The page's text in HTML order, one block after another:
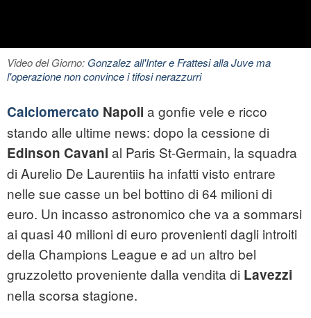
Video del Giorno: Gonzalez all'Inter e Frattesi alla Juve ma
l'operazione non convince i tifosi nerazzurri
Calciomercato Napoli a gonfie vele e ricco
stando alle ultime news: dopo la cessione di
Edinson Cavani al Paris St-Germain, la squadra
di Aurelio De Laurentiis ha infatti visto entrare
nelle sue casse un bel bottino di 64 milioni di
euro. Un incasso astronomico che va a sommarsi
ai quasi 40 milioni di euro provenienti dagli introiti
della Champions League e ad un altro bel
gruzzoletto proveniente dalla vendita di Lavezzi
nella scorsa stagione.